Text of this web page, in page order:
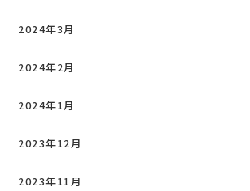
2024年3月
2024年2月
2024年1月
2023年12月
2023年11月